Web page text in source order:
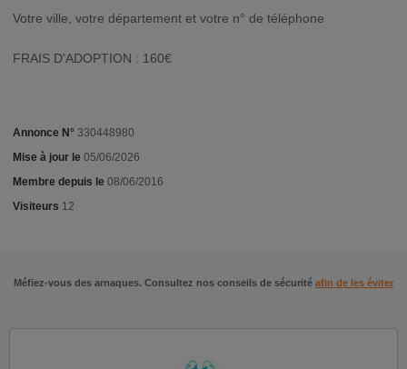
Votre ville, votre département et votre n° de téléphone
FRAIS D'ADOPTION : 160€
Annonce N° 330448980
Mise à jour le 05/06/2026
Membre depuis le 08/06/2016
Visiteurs 12
Méfiez-vous des arnaques. Consultez nos conseils de sécurité afin de les éviter